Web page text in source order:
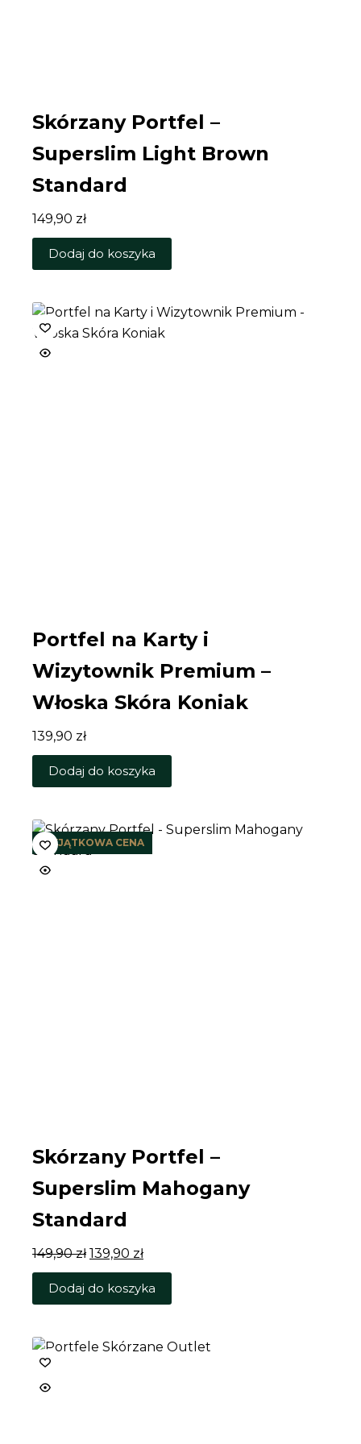
Skórzany Portfel –
Superslim Light Brown
Standard
149,90 zł
Dodaj do koszyka
Portfel na Karty i
Wizytownik Premium –
Włoska Skóra Koniak
139,90 zł
Dodaj do koszyka
WYJĄTKOWA CENA
Skórzany Portfel –
Superslim Mahogany
Standard
149,90zł Pierwotna
cena
wynosiła:
139,90 złAktualna
cena
wynosi:
Dodaj do koszyka